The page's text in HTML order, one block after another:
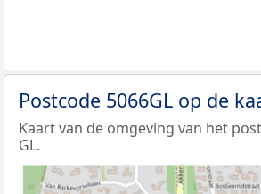
Postcode 5066GL op de
Kaart van de omgeving van het
GL.